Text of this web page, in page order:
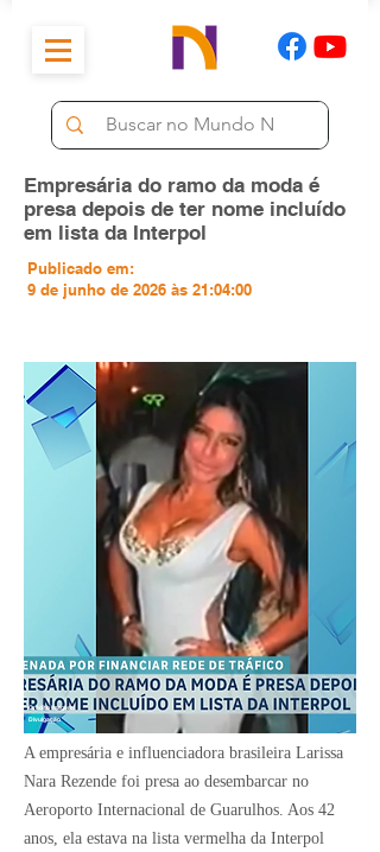
Empresária do ramo da moda é
presa depois de ter nome incluído
em lista da Interpol
Publicado em:
9 de junho de 2026 às 21:04:00
Divulgação
Crédito Imagem:
A empresária e influenciadora brasileira Larissa
Nara Rezende foi presa ao desembarcar no
Aeroporto Internacional de Guarulhos. Aos 42
anos, ela estava na lista vermelha da Interpol